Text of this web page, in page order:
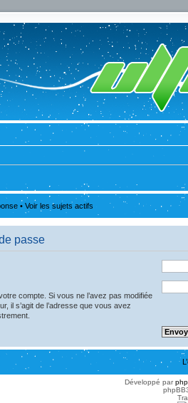
• Voir les sujets actifs
passe
compte. Si vous ne l’avez pas modifiée
il s’agit de l’adresse que vous avez
Développé par